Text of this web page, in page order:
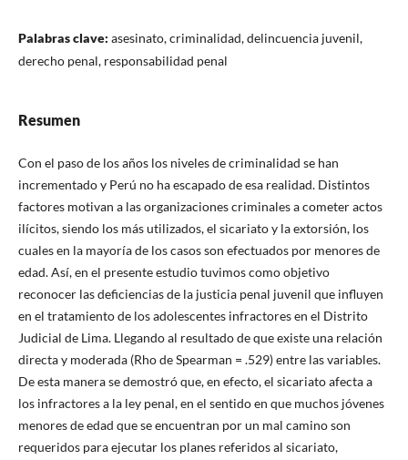
Palabras clave: asesinato, criminalidad, delincuencia juvenil,
derecho penal, responsabilidad penal
Resumen
Con el paso de los años los niveles de criminalidad se han
incrementado y Perú no ha escapado de esa realidad. Distintos
factores motivan a las organizaciones criminales a cometer actos
ilícitos, siendo los más utilizados, el sicariato y la extorsión, los
cuales en la mayoría de los casos son efectuados por menores de
edad. Así, en el presente estudio tuvimos como objetivo
reconocer las deficiencias de la justicia penal juvenil que influyen
en el tratamiento de los adolescentes infractores en el Distrito
Judicial de Lima. Llegando al resultado de que existe una relación
directa y moderada (Rho de Spearman = .529) entre las variables.
De esta manera se demostró que, en efecto, el sicariato afecta a
los infractores a la ley penal, en el sentido en que muchos jóvenes
menores de edad que se encuentran por un mal camino son
requeridos para ejecutar los planes referidos al sicariato,